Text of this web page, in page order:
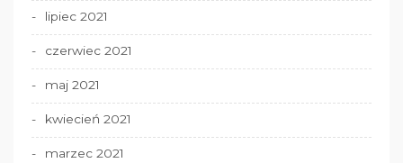
lipiec 2021
czerwiec 2021
maj 2021
kwiecień 2021
marzec 2021